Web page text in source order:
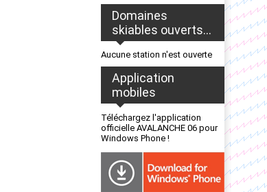
Domaines
skiables ouverts...
Aucune station n'est ouverte
Application
mobiles
Téléchargez l'application
officielle AVALANCHE 06 pour
Windows Phone !